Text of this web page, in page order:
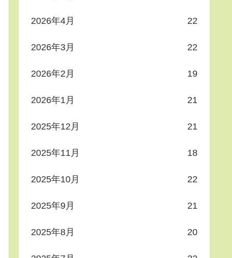
2026年4月 22
2026年3月 22
2026年2月 19
2026年1月 21
2025年12月 21
2025年11月 18
2025年10月 22
2025年9月 21
2025年8月 20